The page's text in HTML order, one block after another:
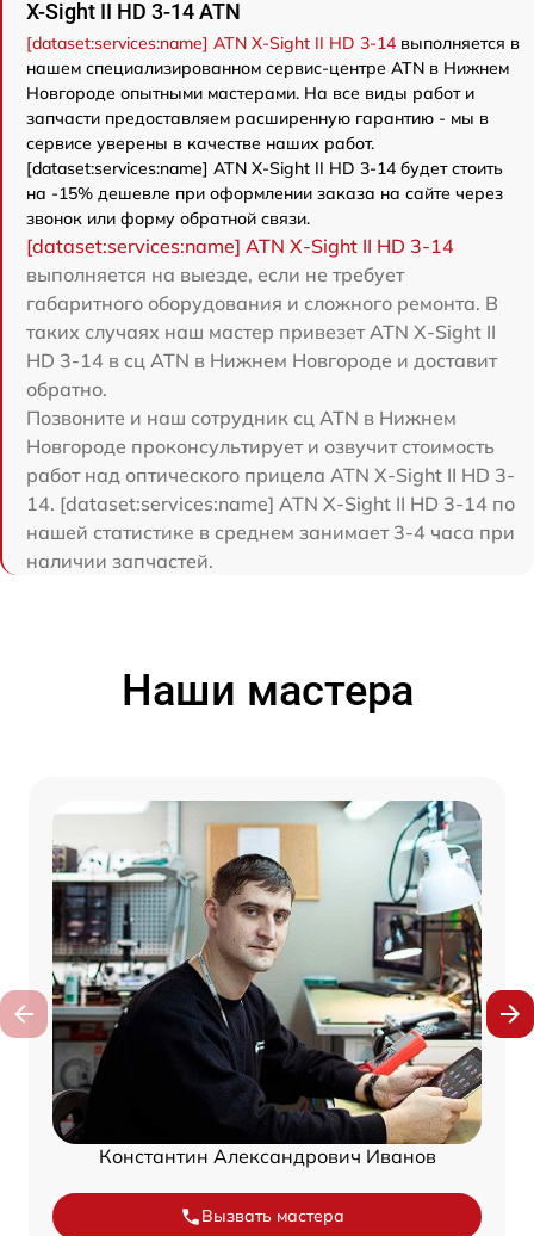
X-Sight II HD 3-14 ATN
[dataset:services:name] ATN X-Sight II HD 3-14 выполняется в
нашем специализированном сервис-центре ATN в Нижнем
Новгороде опытными мастерами. На все виды работ и
запчасти предоставляем расширенную гарантию - мы в
сервисе уверены в качестве наших работ.
[dataset:services:name] ATN X-Sight II HD 3-14 будет стоить
на -15% дешевле при оформлении заказа на сайте через
звонок или форму обратной связи.
[dataset:services:name] ATN X-Sight II HD 3-14
выполняется на выезде, если не требует
габаритного оборудования и сложного ремонта. В
таких случаях наш мастер привезет ATN X-Sight II
HD 3-14 в сц ATN в Нижнем Новгороде и доставит
обратно.
Позвоните и наш сотрудник сц ATN в Нижнем
Новгороде проконсультирует и озвучит стоимость
работ над оптического прицела ATN X-Sight II HD 3-
14. [dataset:services:name] ATN X-Sight II HD 3-14 по
нашей статистике в среднем занимает 3-4 часа при
наличии запчастей.
Наши мастера
Константин Александрович Иванов
Вызвать мастера